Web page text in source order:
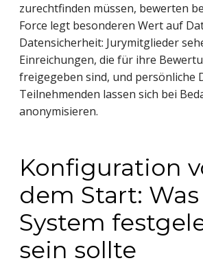
zurechtfinden müssen, bewerten
Force legt besonderen Wert auf
Datensicherheit: Jurymitglieder
Einreichungen, die für ihre
freigegeben sind, und persönliche
Teilnehmenden lassen sich bei
anonymisieren.
Konfiguration
dem Start:
System
sein sollte